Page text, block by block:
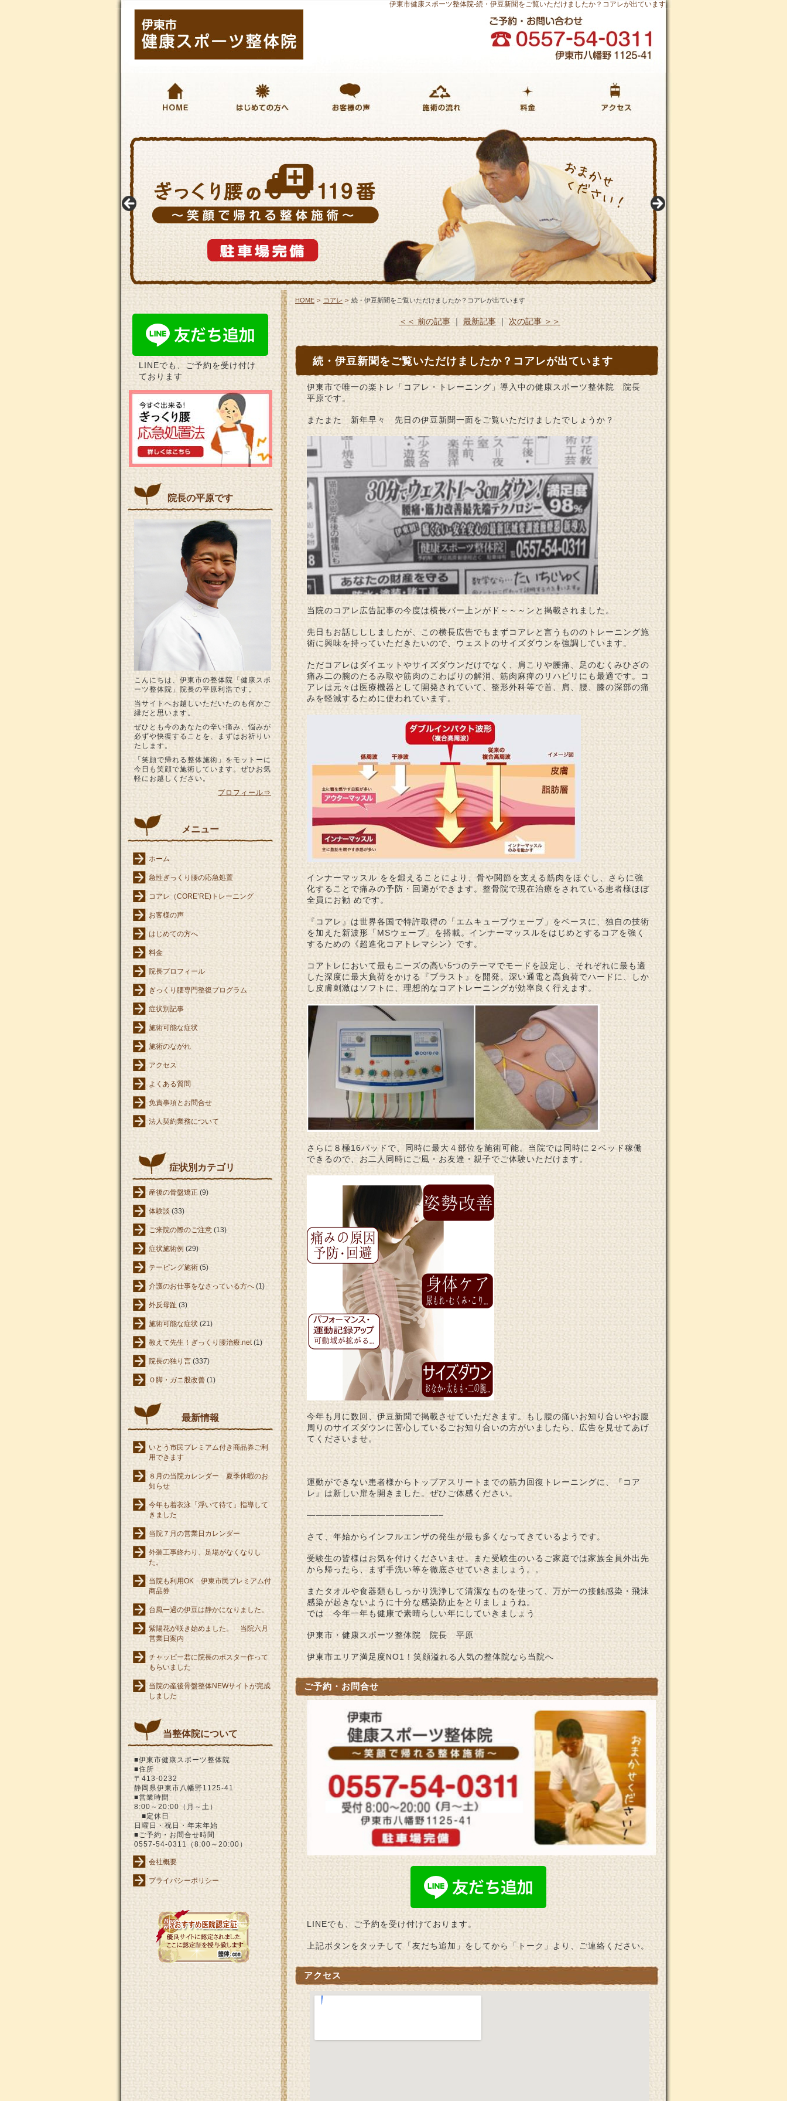
伊東市健康スポーツ整体院-続・伊豆新聞をご覧いただけましたか？コアレが出ています
施術料金
HOME コアレ 続・伊豆新聞をご覧いただけましたか？コアレが出ています
＜＜ 前の記事 ｜ 最新記事 ｜ 次の記事 ＞＞
続・伊豆新聞をご覧いただけましたか？コアレが出ています
伊東市で唯一の楽トレ「コアレ・トレーニング」導入中の健康スポーツ整体院 院長
平原です。
またまた 新年早々 先日の伊豆新聞一面をご覧いただけましたでしょうか？
当院のコアレ広告記事の今度は横長バー上ンがド～～～ンと掲載されました。
先日もお話しししましたが、この横長広告でもまずコアレと言うもののトレーニング施
術に興味を持っていただきたいので、ウェストのサイズダウンを強調しています。
ただコアレはダイエットやサイズダウンだけでなく、肩こりや腰痛、足のむくみひざの
痛み二の腕のたるみ取や筋肉のこわばりの解消、筋肉麻痺のリハビリにも最適です。コ
アレは元々は医療機器として開発されていて、整形外科等で首、肩、腰、膝の深部の痛
みを軽減するために使われています。
インナーマッスル をを鍛えることにより、骨や関節を支える筋肉をほぐし、さらに強
化することで痛みの予防・回避ができます。整骨院で現在治療をされている患者様ほぼ
全員にお勧 めです。
『コアレ』は世界各国で特許取得の「エムキューブウェーブ」をベースに、独自の技術
を加えた新波形「MSウェーブ」を搭載。インナーマッスルをはじめとするコアを強く
するための《超進化コアトレマシン》です。
コアトレにおいて最もニーズの高い5つのテーマでモードを設定し、それぞれに最も適
した深度に最大負荷をかける『ブラスト』を開発。深い通電と高負荷でハードに、しか
し皮膚刺激はソフトに、理想的なコアトレーニングが効率良く行えます。
さらに８極16パッドで、同時に最大４部位を施術可能。当院では同時に２ベッド稼働
できるので、お二人同時にご風・お友達・親子でご体験いただけます。
今年も月に数回、伊豆新聞で掲載させていただきます。もし腰の痛いお知り合いやお腹
周りのサイズダウンに苦心しているごお知り合いの方がいましたら、広告を見せてあげ
てくださいませ。
運動ができない患者様からトップアスリートまでの筋力回復トレーニングに、『コア
レ』は新しい扉を開きました。ぜひご体感ください。
———————————————–
さて、年始からインフルエンザの発生が最も多くなってきているようです。
受験生の皆様はお気を付けくださいませ。また受験生のいるご家庭では家族全員外出先
から帰ったら、まず手洗い等を徹底させていきましょう。。
またタオルや食器類もしっかり洗浄して清潔なものを使って、万が一の接触感染・飛沫
感染が起きないように十分な感染防止をとりましょうね。
では 今年一年も健康で素晴らしい年にしていきましょう
伊東市・健康スポーツ整体院 院長 平原
伊東市エリア満足度NO1！笑顔溢れる人気の整体院なら当院へ
ご予約・お問合せ
LINEでも、ご予約を受け付けております。
上記ボタンをタッチして「友だち追加」をしてから「トーク」より、ご連絡ください。
アクセス
LINEでも、ご予約を受け付け
ております
院長の平原です
こんにちは、伊東市の整体院「健康スポ
ーツ整体院」院長の平原利浩です。
当サイトへお越しいただいたのも何かご
縁だと思います。
ぜひとも今のあなたの辛い痛み、悩みが
必ずや快復することを、まずはお祈りい
たします。
「笑顔で帰れる整体施術」をモットーに
今日も笑顔で施術しています。ぜひお気
軽にお越しください。
プロフィール⇒
メニュー
ホーム
急性ぎっくり腰の応急処置
コアレ（CORE’RE)トレーニング
お客様の声
はじめての方へ
料金
院長プロフィール
ぎっくり腰専門整復プログラム
症状別記事
施術可能な症状
施術のながれ
アクセス
よくある質問
免責事項とお問合せ
法人契約業務について
症状別カテゴリ
産後の骨盤矯正 (9)
体験談 (33)
ご来院の際のご注意 (13)
症状施術例 (29)
テーピング施術 (5)
介護のお仕事をなさっている方へ (1)
外反母趾 (3)
施術可能な症状 (21)
教えて先生！ぎっくり腰治療.net(1)
院長の独り言 (337)
Ｏ脚・ガニ股改善 (1)
最新情報
いとう市民プレミアム付き商品券ご利
用できます
８月の当院カレンダー 夏季休暇のお
知らせ
今年も着衣泳「浮いて待て」指導して
きました
当院７月の営業日カレンダー
外装工事終わり、足場がなくなりし
た。
当院も利用OK 伊東市民プレミアム付
商品券
台風一過の伊豆は静かになりました。
紫陽花が咲き始めました。 当院六月
営業日案内
チャッピー君に院長のポスター作って
もらいました
当院の産後骨盤整体NEWサイトが完成
しました
当整体院について
■伊東市健康スポーツ整体院
■住所
〒413-0232
静岡県伊東市八幡野1125-41
■営業時間
8:00～20:00（月～土）
■定休日
日曜日・祝日・年末年始
■ご予約・お問合せ時間
0557-54-0311（8:00～20:00）
会社概要
プライバシーポリシー